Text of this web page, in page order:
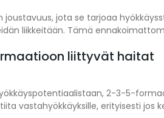
joustavuus, jota se tarjoaa
liikkeitään. Tämä
liittyvät haitat
2-3-5-
vastahyökkäyksille, erityisesti jos